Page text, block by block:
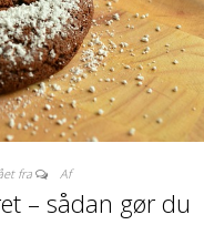
fra Af
– sådan gør du